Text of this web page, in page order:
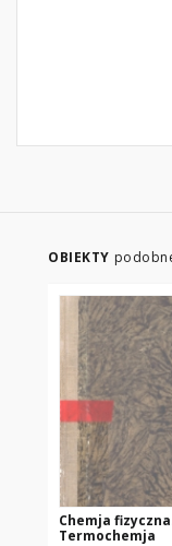
OBIEKTY
Chemja
Termochemja